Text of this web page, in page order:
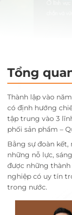
Tổng
Thành lập vào
có định hướng
tập trung vào 3
phối sản phẩm –
Bằng sự đoàn
những nỗ lực,
được những
nghiệp có uy tín
trong nước.